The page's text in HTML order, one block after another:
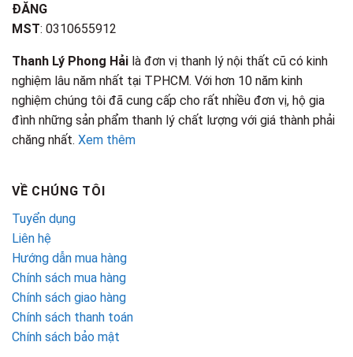
ĐĂNG
MST: 0310655912
Thanh Lý Phong Hải là đơn vị thanh lý nội thất cũ có kinh
nghiệm lâu năm nhất tại TPHCM. Với hơn 10 năm kinh
nghiệm chúng tôi đã cung cấp cho rất nhiều đơn vị, hộ gia
đình những sản phẩm thanh lý chất lượng với giá thành phải
chăng nhất. Xem thêm
VỀ CHÚNG TÔI
Tuyển dụng
Liên hệ
Hướng dẫn mua hàng
Chính sách mua hàng
Chính sách giao hàng
Chính sách thanh toán
Chính sách bảo mật